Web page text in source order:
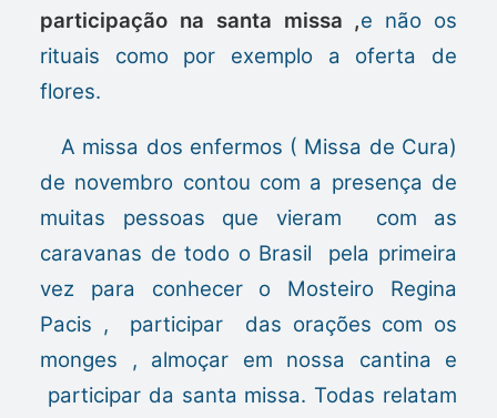
participação na santa missa ,e não os
rituais como por exemplo a oferta de
flores.
A missa dos enfermos ( Missa de Cura)
de novembro contou com a presença de
muitas pessoas que vieram com as
caravanas de todo o Brasil pela primeira
vez para conhecer o Mosteiro Regina
Pacis , participar das orações com os
monges , almoçar em nossa cantina e
participar da santa missa. Todas relatam